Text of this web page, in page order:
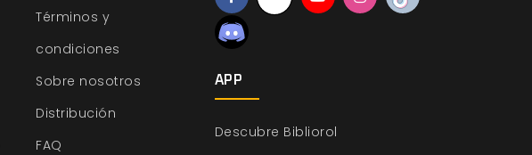
Términos y
condiciones
Sobre nosotros
Distribución
FAQ
APP
Descubre Bibliorol